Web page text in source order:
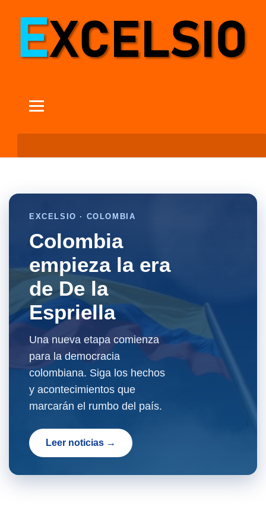
EXCELSIO · COLOMBIA
Colombia
empieza la era
de De la
Espriella
Una nueva etapa comienza
para la democracia
colombiana. Siga los hechos
y acontecimientos que
marcarán el rumbo del país.
Leer noticias →